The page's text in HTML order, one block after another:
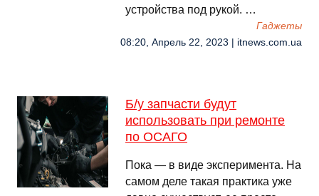
устройства под рукой. …
Гаджеты
08:20, Апрель 22, 2023 | itnews.com.ua
Б/у запчасти будут
использовать при ремонте
по ОСАГО
Пока — в виде эксперимента. На
самом деле такая практика уже